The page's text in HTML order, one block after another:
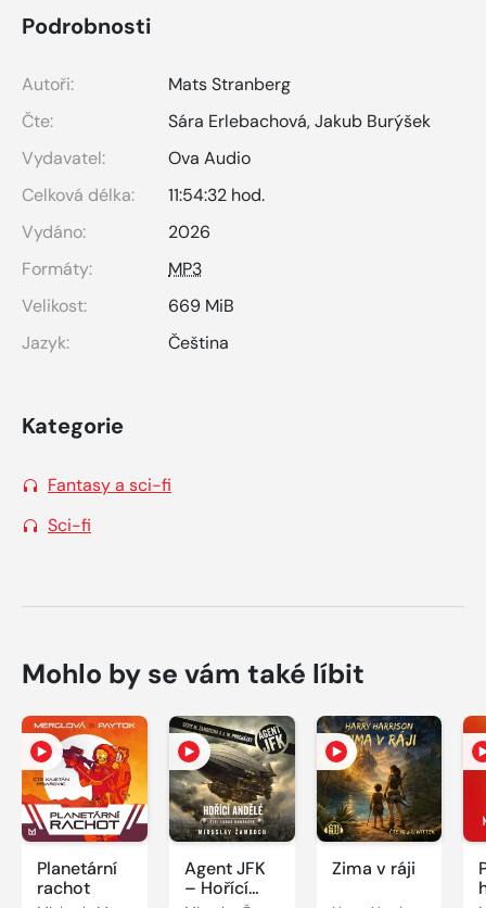
Podrobnosti
Autoři:
Mats Stranberg
Čte:
Sára Erlebachová,Jakub Burýšek
Vydavatel:
Ova Audio
Celková délka:
11:54:32 hod.
Vydáno:
2026
Formáty:
MP3
Velikost:
669 MiB
Jazyk:
Čeština
Kategorie
Fantasy a sci-fi
Sci-fi
Mohlo by se vám také líbit
Planetární
rachot
Agent JFK
– Hořící
Zima v ráji